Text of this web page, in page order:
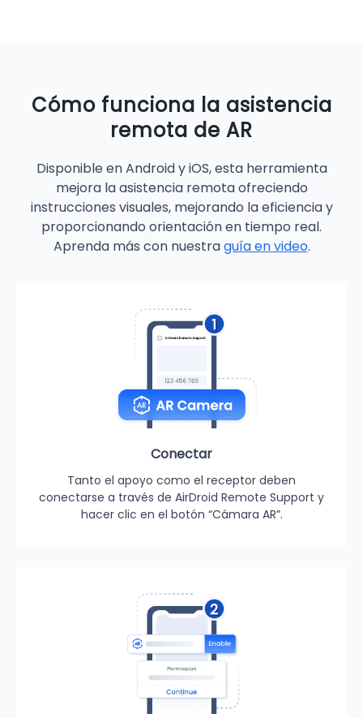
Cómo funciona la asistencia
remota de AR
Disponible en Android y iOS, esta herramienta
mejora la asistencia remota ofreciendo
instrucciones visuales, mejorando la eficiencia y
proporcionando orientación en tiempo real.
Aprenda más con nuestraguía en video.
Conectar
Tanto el apoyo como el receptor deben
conectarse a través de AirDroid Remote Support y
hacer clic en el botón “Cámara AR”.